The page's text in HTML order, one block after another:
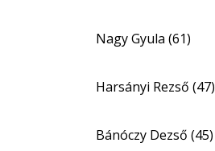
Nagy Gyula (61)
Harsányi Rezső (47)
Bánóczy Dezső (45)